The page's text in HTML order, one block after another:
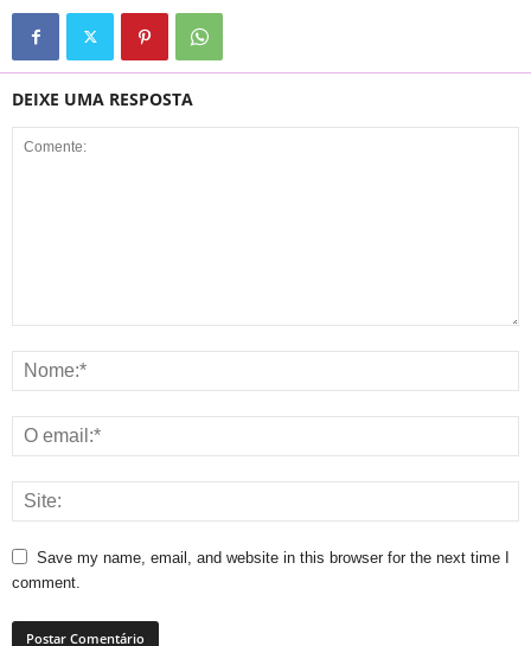
DEIXE UMA RESPOSTA
Save my name, email, and website in this browser for the next time I
comment.